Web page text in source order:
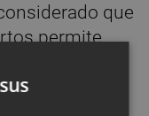
que
permite